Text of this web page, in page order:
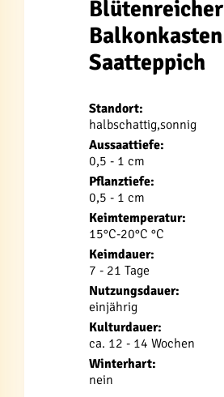
Blütenreicher
Balkonkasten
Saatteppich
Standort:
halbschattig,sonnig
Aussaattiefe:
0,5 - 1 cm
Pflanztiefe:
0,5 - 1 cm
Keimtemperatur:
15°C-20°C °C
Keimdauer:
7 - 21 Tage
Nutzungsdauer:
einjährig
Kulturdauer:
ca. 12 - 14 Wochen
Winterhart:
nein